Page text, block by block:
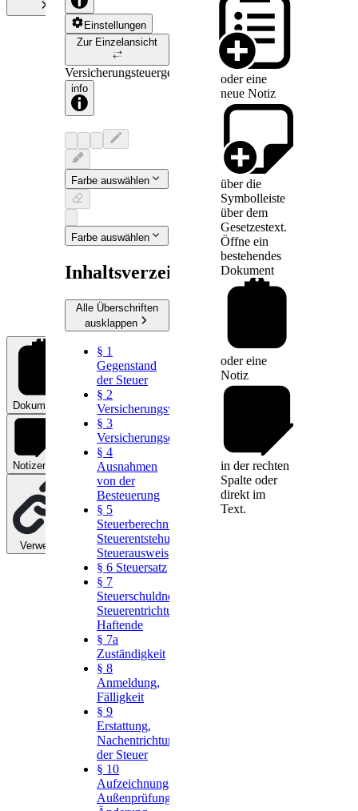
Dokumente
Notizen
Verweise
Einstellungen
Zur Einzelansicht
Versicherungsteuergesetz
info
Farbe auswählen
Farbe auswählen
Inhaltsverzeichnis
Alle Überschriften
ausklappen
§ 1
Gegenstand
der Steuer
§ 2
Versicherungsverträge
§ 3
Versicherungsentgelt
§ 4
Ausnahmen
von der
Besteuerung
§ 5
Steuerberechnung,
Steuerentstehung,
Steuerausweis
§ 6 Steuersatz
§ 7
Steuerschuldner,
Steuerentrichtungsschuldner,
Haftende
§ 7a
Zuständigkeit
§ 8
Anmeldung,
Fälligkeit
§ 9
Erstattung,
Nachentrichtung
der Steuer
§ 10
Aufzeichnungspflichten,
Außenprüfung,
oder eine
neue Notiz
über die
Symbolleiste
über dem
Gesetzestext.
Öffne ein
bestehendes
Dokument
oder eine
Notiz
in der rechten
Spalte oder
direkt im
Text.